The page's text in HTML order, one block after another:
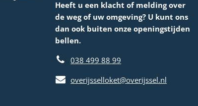
Heeft u een klacht of melding over
de weg of uw omgeving? U kunt ons
dan ook buiten onze openingstijden
bellen.
038 499 88 99
overijsselloket@overijssel.nl